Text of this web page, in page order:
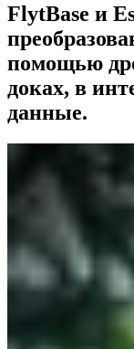
FlytBase и
помощью
доках, в
данные.